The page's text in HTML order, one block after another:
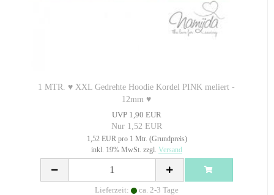
1 MTR. ♥ XXL Gedrehte Hoodie Kordel PINK meliert -
12mm ♥
UVP 1,90 EUR
Nur 1,52 EUR
1,52 EUR pro 1 Mtr. (Grundpreis)
inkl. 19% MwSt. zzgl. Versand
Lieferzeit:
ca. 2-3 Tage